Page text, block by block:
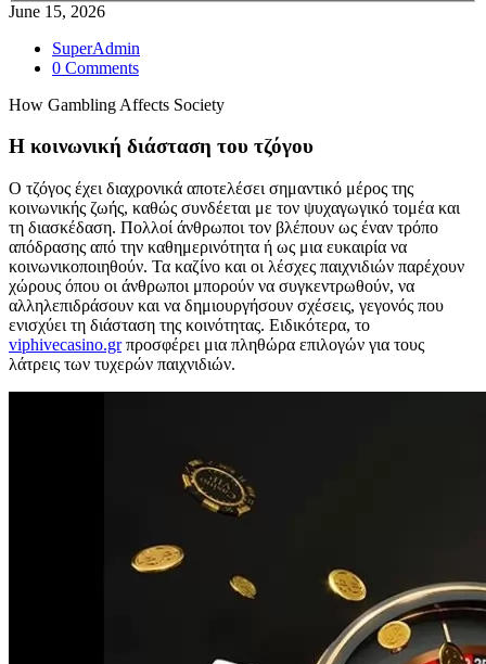
June 15, 2026
SuperAdmin
0 Comments
How Gambling Affects Society
Η κοινωνική διάσταση του τζόγου
Ο τζόγος έχει διαχρονικά αποτελέσει σημαντικό μέρος της
κοινωνικής ζωής, καθώς συνδέεται με τον ψυχαγωγικό τομέα και
τη διασκέδαση. Πολλοί άνθρωποι τον βλέπουν ως έναν τρόπο
απόδρασης από την καθημερινότητα ή ως μια ευκαιρία να
κοινωνικοποιηθούν. Τα καζίνο και οι λέσχες παιχνιδιών παρέχουν
χώρους όπου οι άνθρωποι μπορούν να συγκεντρωθούν, να
αλληλεπιδράσουν και να δημιουργήσουν σχέσεις, γεγονός που
ενισχύει τη διάσταση της κοινότητας. Ειδικότερα, το
viphivecasino.grπροσφέρει μια πληθώρα επιλογών για τους
λάτρεις των τυχερών παιχνιδιών.